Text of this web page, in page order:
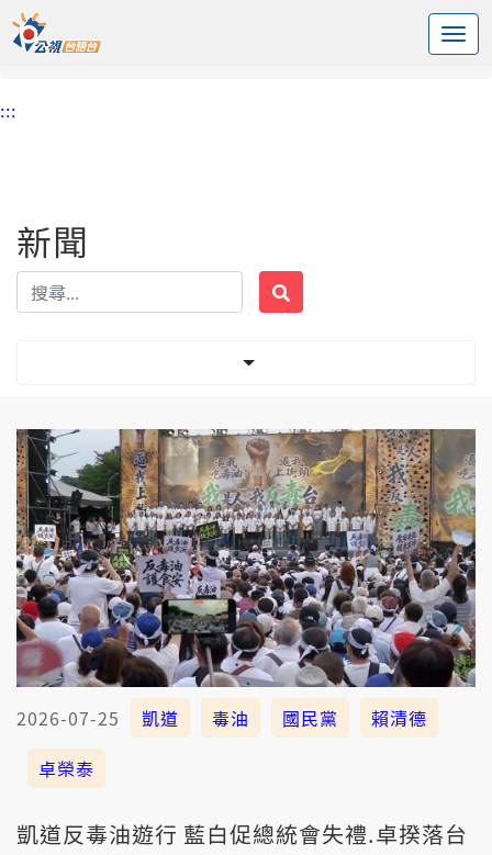
中央內容區塊
頭頁
:::
新聞
2026-07-25 凱道 毒油 國民黨
賴清德
卓榮泰
凱道反毒油遊行 藍白促總統會失禮.卓揆落台